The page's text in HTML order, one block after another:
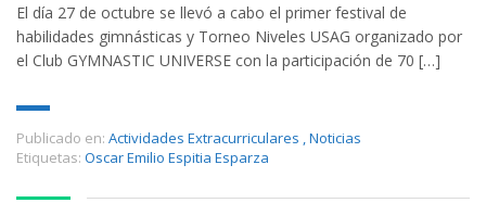
El día 27 de octubre se llevó a cabo el primer festival de
habilidades gimnásticas y Torneo Niveles USAG organizado por
el Club GYMNASTIC UNIVERSE con la participación de 70 […]
Publicado en: Actividades Extracurriculares ,Noticias
Etiquetas: Oscar Emilio Espitia Esparza